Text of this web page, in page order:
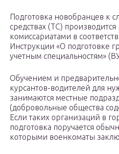
Подготовка новобранцев к
средствах (ТС)
комиссариатами в
Инструкции «О подготовке
учетным специальностям»
Обучением и
курсантов-водителей для
занимаются местные
(добровольные общества
Если таких организаций в
подготовка поручается
которыми военкоматы